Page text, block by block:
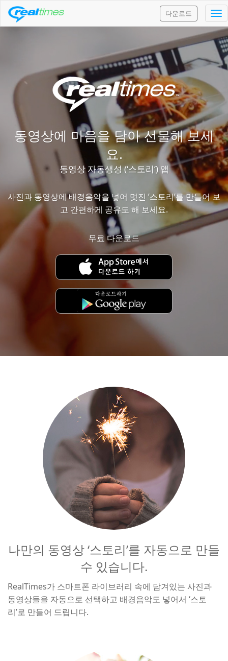
다운로드
동영상에 마음을 담아 선물해 보세
요.
동영상 자동생성 (‘스토리’) 앱
사진과 동영상에 배경음악을 넣어 멋진 ’스토리’를 만들어 보
고 간편하게 공유도 해 보세요.
무료 다운로드
나만의 동영상 ‘스토리’를 자동으로 만들
수 있습니다.
RealTimes가 스마트폰 라이브러리 속에 담겨있는 사진과
동영상들을 자동으로 선택하고 배경음악도 넣어서 ‘스토
리’로 만들어 드립니다.